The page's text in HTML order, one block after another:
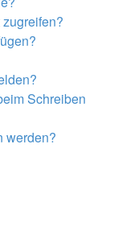
Schreiben
werden?